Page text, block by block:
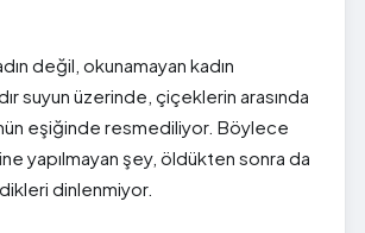
değil, okunamayan kadın
suyun üzerinde, çiçeklerin arasında
eşiğinde resmediliyor. Böylece
yapılmayan şey, öldükten sonra da
dinlenmiyor.